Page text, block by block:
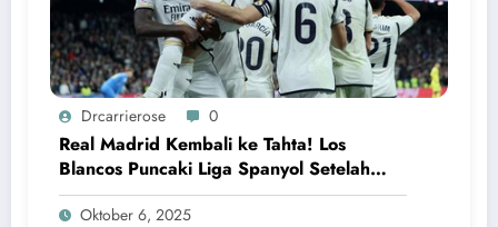
Drcarrierose 0
Real Madrid Kembali ke Tahta! Los
Blancos Puncaki Liga Spanyol Setelah
Kalahkan Villarreal
Oktober 6, 2025